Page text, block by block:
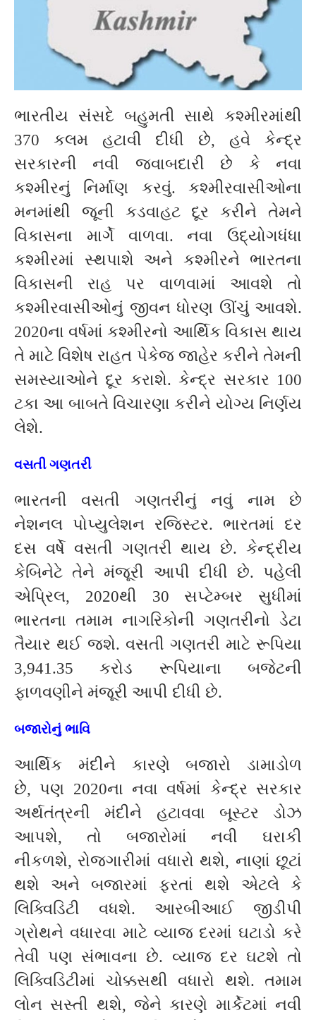
ભારતીય સંસદે બહુમતી સાથે કશ્મીરમાંથી
370 કલમ હટાવી દીધી છે, હવે કેન્દ્ર
સરકારની નવી જવાબદારી છે કે નવા
કશ્મીરનું નિર્માણ કરવું. કશ્મીરવાસીઓના
મનમાંથી જૂની કડવાહટ દૂર કરીને તેમને
વિકાસના માર્ગે વાળવા. નવા ઉદ્યોગધંધા
કશ્મીરમાં સ્થપાશે અને કશ્મીરને ભારતના
વિકાસની રાહ પર વાળવામાં આવશે તો
કશ્મીરવાસીઓનું જીવન ધોરણ ઊંચું આવશે.
2020ના વર્ષમાં કશ્મીરનો આર્થિક વિકાસ થાય
તે માટે વિશેષ રાહત પેકેજ જાહેર કરીને તેમની
સમસ્યાઓને દૂર કરાશે. કેન્દ્ર સરકાર 100
ટકા આ બાબતે વિચારણા કરીને યોગ્ય નિર્ણય
લેશે.
વસતી ગણતરી
ભારતની વસતી ગણતરીનું નવું નામ છે
નેશનલ પોપ્યુલેશન રજિસ્ટર. ભારતમાં દર
દસ વર્ષે વસતી ગણતરી થાય છે. કેન્દ્રીય
કેબિનેટે તેને મંજૂરી આપી દીધી છે. પહેલી
એપ્રિલ, 2020થી 30 સપ્ટેમ્બર સુધીમાં
ભારતના તમામ નાગરિકોની ગણતરીનો ડેટા
તૈયાર થઈ જશે. વસતી ગણતરી માટે રૂપિયા
3,941.35 કરોડ રૂપિયાના બજેટની
ફાળવણીને મંજૂરી આપી દીધી છે.
બજારોનું ભાવિ
આર્થિક મંદીને કારણે બજારો ડામાડોળ
છે, પણ 2020ના નવા વર્ષમાં કેન્દ્ર સરકાર
અર્થતંત્રની મંદીને હટાવવા બૂસ્ટર ડોઝ
આપશે, તો બજારોમાં નવી ઘરાકી
નીકળશે, રોજગારીમાં વધારો થશે, નાણાં છૂટાં
થશે અને બજારમાં ફરતાં થશે એટલે કે
લિક્વિડિટી વધશે. આરબીઆઈ જીડીપી
ગ્રોથને વધારવા માટે વ્યાજ દરમાં ઘટાડો કરે
તેવી પણ સંભાવના છે. વ્યાજ દર ઘટશે તો
લિક્વિડિટીમાં ચોક્કસથી વધારો થશે. તમામ
લોન સસ્તી થશે, જેને કારણે માર્કેટમાં નવી